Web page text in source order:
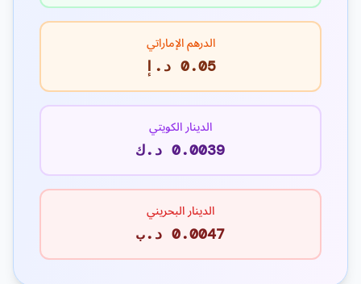
الدرهم الإماراتي
0.05 د.إ
الدينار الكويتي
0.0039 د.ك
الدينار البحريني
0.0047 د.ب